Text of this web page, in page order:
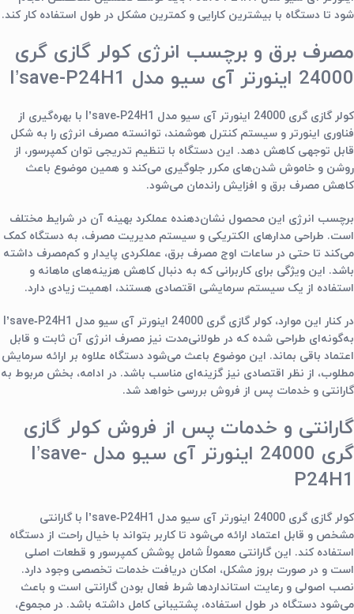
شود تا دستگاه با بیشترین کارایی و کمترین مشکل در طول استفاده کار کند.
مصرف برق و برچسب انرژی کولر گازی گری
24000 اینورتر آی سیو مدل I’save-P24H1
کولر گازی گری 24000 اینورتر آی سیو مدل I’save‑P24H1 با بهره‌گیری از
فناوری اینورتر و سیستم کنترل هوشمند، توانسته مصرف انرژی را به شکل
قابل توجهی کاهش دهد. این دستگاه با تنظیم تدریجی توان کمپرسور، از
روشن و خاموش شدن‌های مکرر جلوگیری می‌کند و همین موضوع باعث
کاهش مصرف برق و افزایش راندمان می‌شود.
برچسب انرژی این محصول نشان‌دهنده عملکرد بهینه آن در شرایط مختلف
است. طراحی مدارهای الکتریکی و سیستم مدیریت مصرف، به دستگاه کمک
می‌کند تا حتی در ساعات اوج مصرف برق، عملکردی پایدار و کم‌مصرف داشته
باشد. این ویژگی برای کاربرانی که به دنبال کاهش هزینه‌های ماهانه و
استفاده از یک سیستم سرمایشی اقتصادی هستند، اهمیت زیادی دارد.
در کنار این موارد، کولر گازی گری 24000 اینورتر آی سیو مدل I’save‑P24H1
به‌گونه‌ای طراحی شده که در طولانی‌مدت نیز مصرف انرژی آن ثابت و قابل
اعتماد باقی بماند. این موضوع باعث می‌شود دستگاه علاوه بر ارائه سرمایش
مطلوب، از نظر اقتصادی نیز گزینه‌ای مناسب باشد. در ادامه، بخش مربوط به
گارانتی و خدمات پس از فروش بررسی خواهد شد.
گارانتی و خدمات پس از فروش کولر گازی
گری 24000 اینورتر آی سیو مدل I’save-
P24H1
کولر گازی گری 24000 اینورتر آی سیو مدل I’save‑P24H1 با گارانتی
مشخص و قابل اعتماد ارائه می‌شود تا کاربر بتواند با خیال راحت از دستگاه
استفاده کند. این گارانتی معمولاً شامل پوشش کمپرسور و قطعات اصلی
است و در صورت بروز مشکل، امکان دریافت خدمات تخصصی وجود دارد.
نصب اصولی و رعایت استانداردها شرط فعال بودن گارانتی است و باعث
می‌شود دستگاه در طول استفاده، پشتیبانی کامل داشته باشد. در مجموع،